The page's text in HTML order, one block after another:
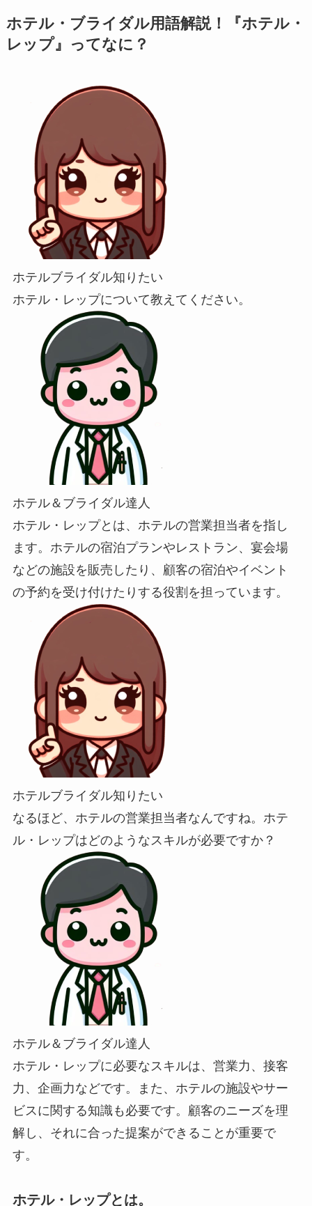
ホテル・ブライダル用語解説！『ホテル・
レップ』ってなに？
ホテルブライダル知りたい
ホテル・レップについて教えてください。
ホテル＆ブライダル達人
ホテル・レップとは、ホテルの営業担当者を指し
ます。ホテルの宿泊プランやレストラン、宴会場
などの施設を販売したり、顧客の宿泊やイベント
の予約を受け付けたりする役割を担っています。
ホテルブライダル知りたい
なるほど、ホテルの営業担当者なんですね。ホテ
ル・レップはどのようなスキルが必要ですか？
ホテル＆ブライダル達人
ホテル・レップに必要なスキルは、営業力、接客
力、企画力などです。また、ホテルの施設やサー
ビスに関する知識も必要です。顧客のニーズを理
解し、それに合った提案ができることが重要で
す。
ホテル・レップとは。